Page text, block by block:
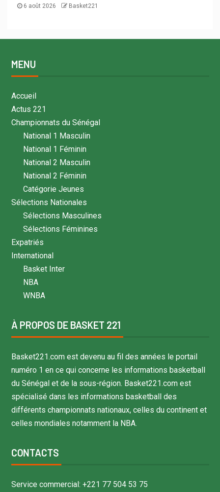
6 août 2026 Basket221
MENU
Accueil
Actus 221
Championnats du Sénégal
National 1 Masculin
National 1 Féminin
National 2 Masculin
National 2 Féminin
Catégorie Jeunes
Sélections Nationales
Sélections Masculines
Sélections Féminines
Expatriés
International
Basket Inter
NBA
WNBA
À PROPOS DE BASKET 221
Basket221.com est devenu au fil des années le portail
numéro 1 en ce qui concerne les informations basketball
du Sénégal et de la sous-région. Basket221.com est
spécialisé dans les informations basketball des
différents championnats nationaux, celles du continent et
celles mondiales notamment la NBA.
CONTACTS
Service commercial: +221 77 504 53 75